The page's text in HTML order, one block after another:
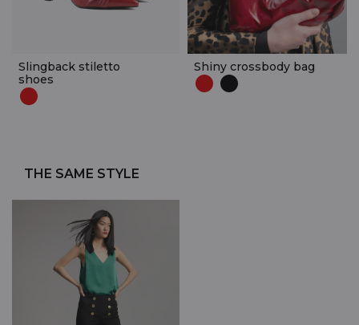
Slingback stiletto
shoes
Shiny crossbody bag
THE SAME STYLE